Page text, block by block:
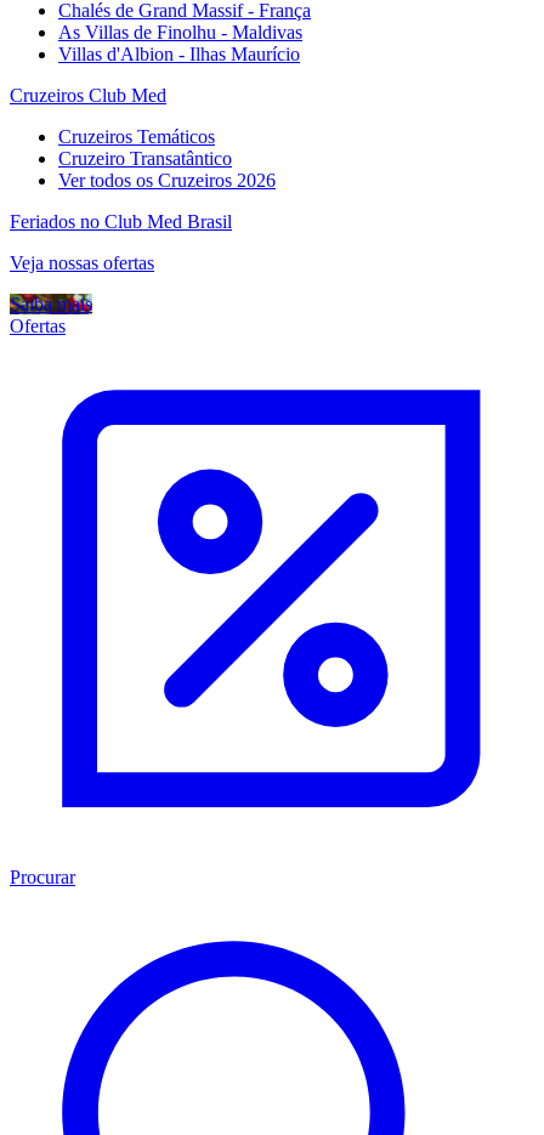
Chalés de Grand Massif - França
As Villas de Finolhu - Maldivas
Villas d'Albion - Ilhas Maurício
Cruzeiros Club Med
Cruzeiros Temáticos
Cruzeiro Transatântico
Ver todos os Cruzeiros 2026
Feriados no Club Med Brasil
Veja nossas ofertas
Saiba mais
Ofertas
Procurar